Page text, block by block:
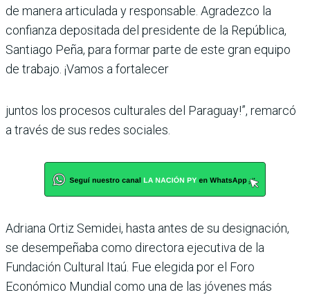
de manera articu­lada y responsable. Agradezco la
confianza depositada del presidente de la República,
Santiago Peña, para formar parte de este gran equipo
de trabajo. ¡Vamos a fortalecer
juntos los procesos cultura­les del Paraguay!”, remarcó
a través de sus redes sociales.
Adriana Ortiz Semidei, hasta antes de su designación,
se des­empeñaba como directora eje­cutiva de la
Fundación Cultu­ral Itaú. Fue elegida por el Foro
Económico Mundial como una de las jóvenes más